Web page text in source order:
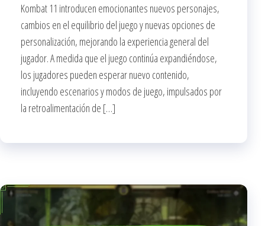
Kombat 11 introducen emocionantes nuevos personajes,
cambios en el equilibrio del juego y nuevas opciones de
personalización, mejorando la experiencia general del
jugador. A medida que el juego continúa expandiéndose,
los jugadores pueden esperar nuevo contenido,
incluyendo escenarios y modos de juego, impulsados por
la retroalimentación de […]